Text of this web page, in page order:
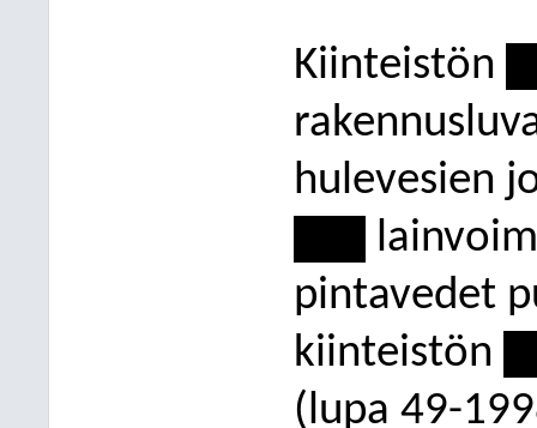
Kiinteistön
hulevesien
pintavedet
kiinteistön
(lupa 49-